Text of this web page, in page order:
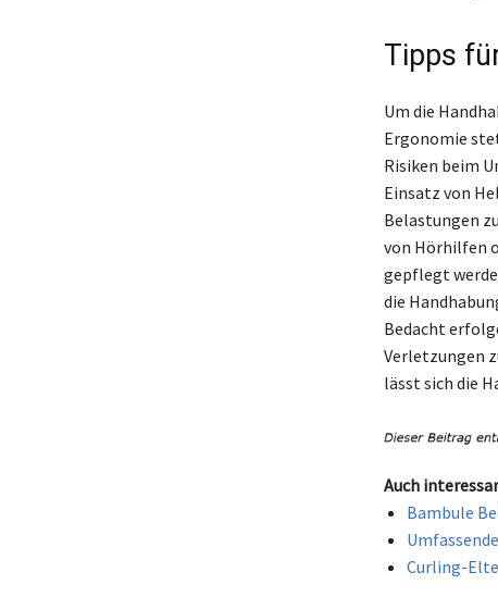
Tipps
Um die
Ergonomie
Risiken beim
Einsatz von
Belastungen
von Hörhilfen
gepflegt
die
Bedacht
Verletzungen
lässt sich die
Auch
Bambule
Curling-